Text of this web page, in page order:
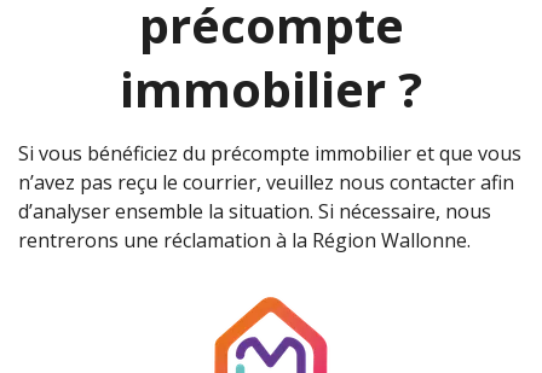
précompte
immobilier ?
Si vous bénéficiez du précompte immobilier et que vous
n’avez pas reçu le courrier, veuillez nous contacter afin
d’analyser ensemble la situation. Si nécessaire, nous
rentrerons une réclamation à la Région Wallonne.